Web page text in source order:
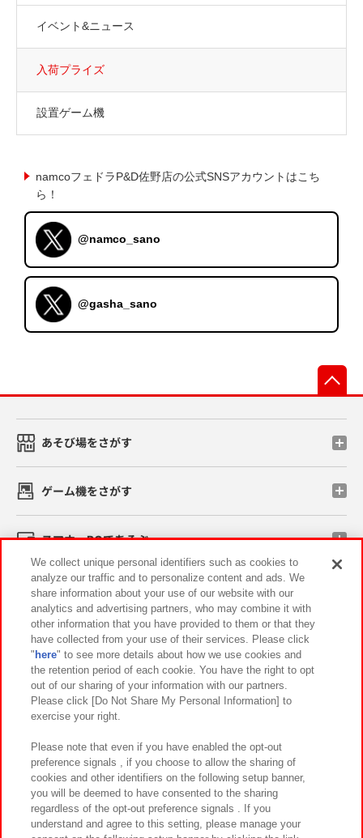
イベント&ニュース
入荷プライズ
設置ゲーム機
namcoフェドラP&D佐野店の公式SNSアカウントはこち
ら！
@namco_sano
@gasha_sano
あそび場をさがす
ゲーム機をさがす
スマホ・PCであそぶ
イベント・キャンペーン
関連会社 サステナビリティ サイトポリシー
プライバシーポリシー ウェブアクセシビリティ方針と検証結果
お取引先さまとともに
カスタマーハラスメント対応方針 よくあるご質問・お問い合わせ
We collect unique personal identifiers such as cookies to
analyze our traffic and to personalize content and ads. We
share information about your use of our website with our
analytics and advertising partners, who may combine it with
other information that you have provided to them or that they
have collected from your use of their services. Please click
" here" to see more details about how we use cookies and
the retention period of each cookie. You have the right to opt
out of our sharing of your information with our partners.
Please click [Do Not Share My Personal Information] to
exercise your right.
Please note that even if you have enabled the opt-out
preference signals , if you choose to allow the sharing of
cookies and other identifiers on the following setup banner,
you will be deemed to have consented to the sharing
regardless of the opt-out preference signals . If you
understand and agree to this setting, please manage your